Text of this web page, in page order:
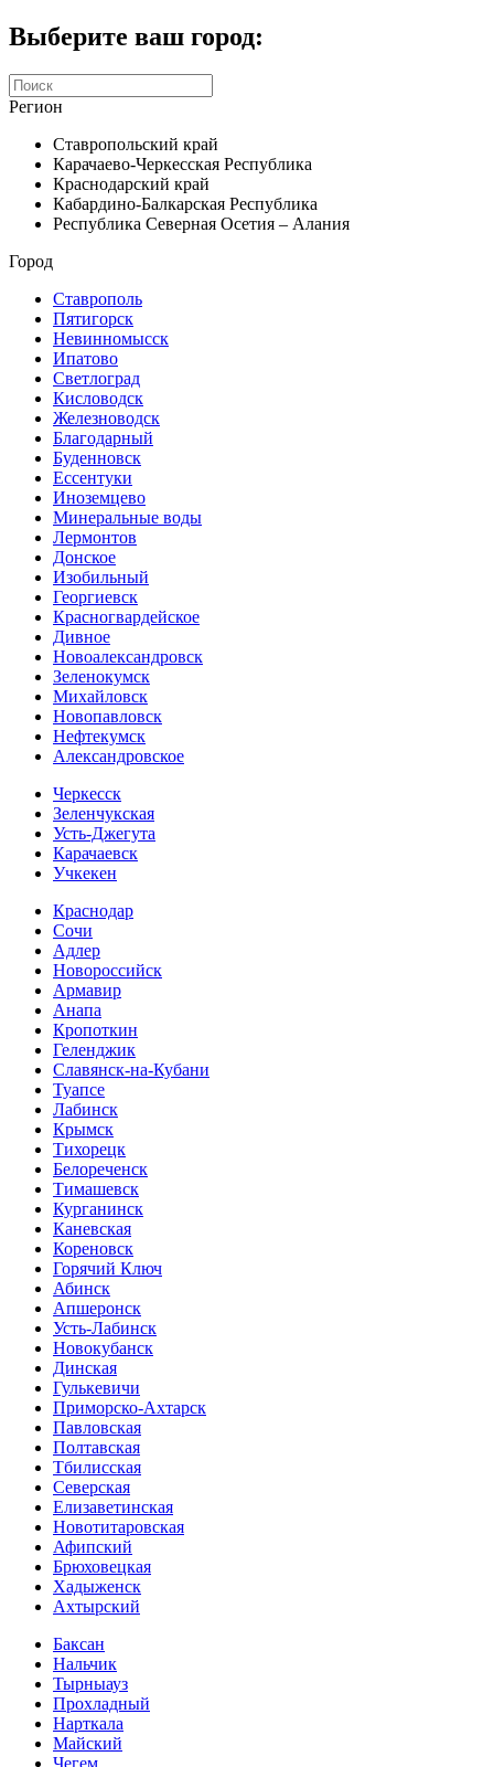
Выберите ваш город:
Регион
Ставропольский край
Карачаево-Черкесская Республика
Краснодарский край
Кабардино-Балкарская Республика
Республика Северная Осетия – Алания
Город
Ставрополь
Пятигорск
Невинномысск
Ипатово
Светлоград
Кисловодск
Железноводск
Благодарный
Буденновск
Ессентуки
Иноземцево
Минеральные воды
Лермонтов
Донское
Изобильный
Георгиевск
Красногвардейское
Дивное
Новоалександровск
Зеленокумск
Михайловск
Новопавловск
Нефтекумск
Александровское
Черкесск
Зеленчукская
Усть-Джегута
Карачаевск
Учкекен
Краснодар
Сочи
Адлер
Новороссийск
Армавир
Анапа
Кропоткин
Геленджик
Славянск-на-Кубани
Туапсе
Лабинск
Крымск
Тихорецк
Белореченск
Тимашевск
Курганинск
Каневская
Кореновск
Горячий Ключ
Абинск
Апшеронск
Усть-Лабинск
Новокубанск
Динская
Гулькевичи
Приморско-Ахтарск
Павловская
Полтавская
Тбилисская
Северская
Елизаветинская
Новотитаровская
Афипский
Брюховецкая
Хадыженск
Ахтырский
Баксан
Нальчик
Тырныауз
Прохладный
Нарткала
Майский
Чегем